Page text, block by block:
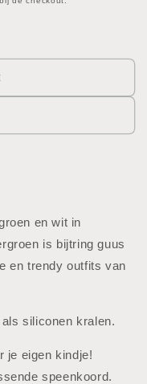
en wit in
is bijtring guus
en trendy outfits van
siliconen kralen.
je eigen kindje!
speenkoord.